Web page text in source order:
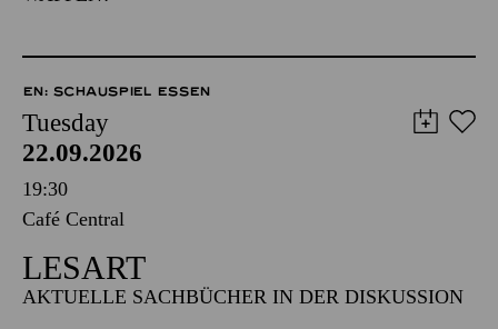
EN: SCHAUSPIEL ESSEN
Tuesday
22.09.2026
19:30
Café Central
LESART
AKTUELLE SACHBÜCHER IN DER DISKUSSION